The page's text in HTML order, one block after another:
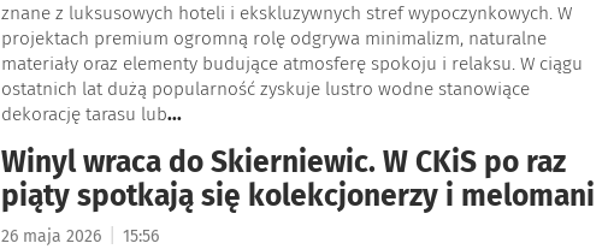
znane z luksusowych hoteli i ekskluzywnych stref wypoczynkowych. W
projektach premium ogromną rolę odgrywa minimalizm, naturalne
materiały oraz elementy budujące atmosferę spokoju i relaksu. W ciągu
ostatnich lat dużą popularność zyskuje lustro wodne stanowiące
dekorację tarasu lub...
Winyl wraca do Skierniewic. W CKiS po raz
piąty spotkają się kolekcjonerzy i melomani
26 maja 2026 15:56